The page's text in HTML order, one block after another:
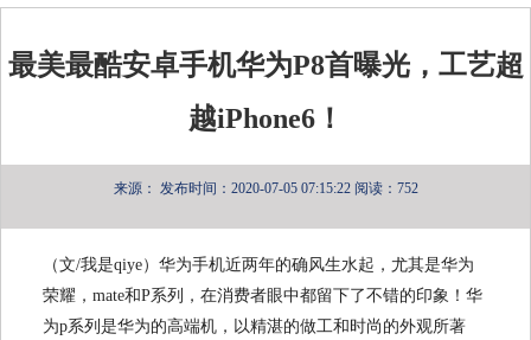
最美最酷安卓手机华为P8首曝光，工艺超
越iPhone6！
来源： 发布时间：2020-07-05 07:15:22 阅读：752
（文/我是qiye）华为手机近两年的确风生水起，尤其是华为
荣耀，mate和P系列，在消费者眼中都留下了不错的印象！华
为p系列是华为的高端机，以精湛的做工和时尚的外观所著